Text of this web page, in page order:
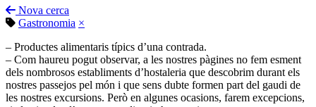
Nova cerca
Gastronomia ×
– Productes alimentaris típics d’una contrada.
– Com haureu pogut observar, a les nostres pàgines no fem esment
dels nombrosos establiments d’hostaleria que descobrim durant els
nostres passejos pel món i que sens dubte formen part del gaudi de
les nostres excursions. Però en algunes ocasions, farem excepcions,